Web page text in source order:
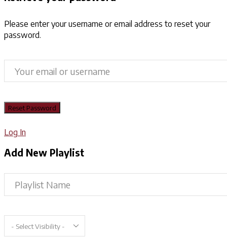
Please enter your username or email address to reset your
password.
Log In
Add New Playlist